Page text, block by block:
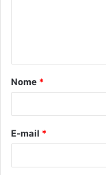
á
r
*
Nome *
E-mail *